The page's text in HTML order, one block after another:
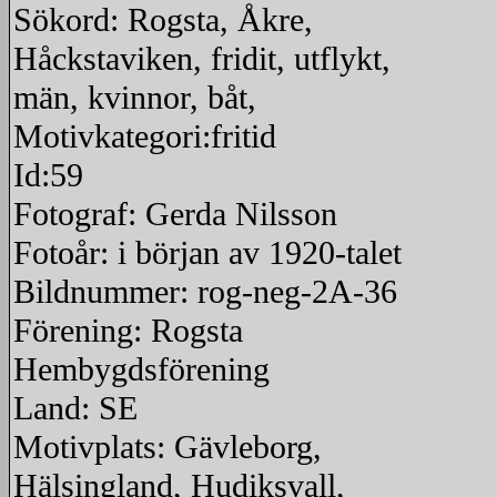
Sökord: Rogsta, Åkre,
Håckstaviken, fridit, utflykt,
män, kvinnor, båt,
Motivkategori:fritid
Id:59
Fotograf: Gerda Nilsson
Fotoår: i början av 1920-talet
Bildnummer: rog-neg-2A-36
Förening: Rogsta
Hembygdsförening
Land: SE
Motivplats: Gävleborg,
Hälsingland, Hudiksvall,